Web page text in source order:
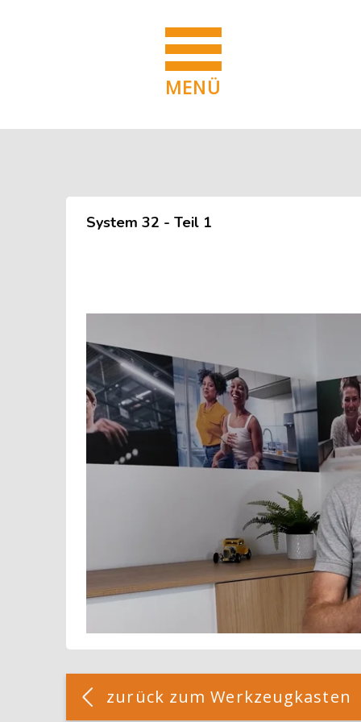
MENÜ
Blöcke
System 32 - Teil 1
Blöcke
[Cocoon] Custom HTML überspringen
zurück zum Werkzeugkasten